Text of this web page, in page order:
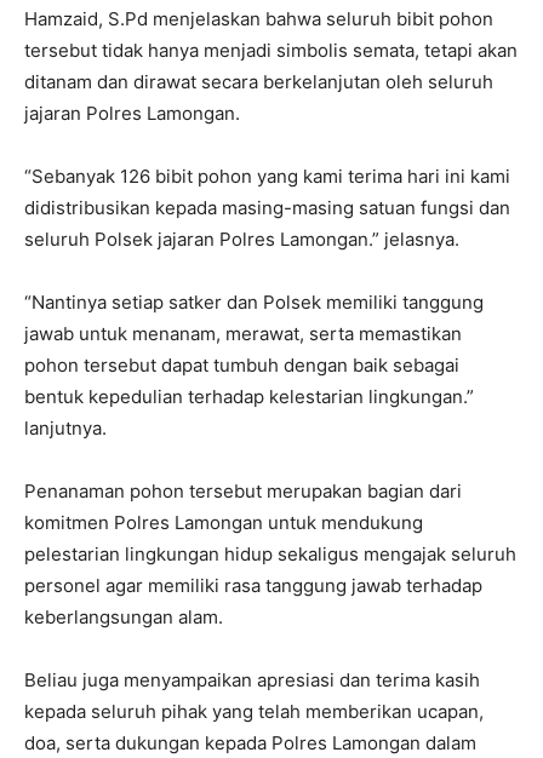
Hamzaid, S.Pd menjelaskan bahwa seluruh bibit pohon
tersebut tidak hanya menjadi simbolis semata, tetapi akan
ditanam dan dirawat secara berkelanjutan oleh seluruh
jajaran Polres Lamongan.
“Sebanyak 126 bibit pohon yang kami terima hari ini kami
didistribusikan kepada masing-masing satuan fungsi dan
seluruh Polsek jajaran Polres Lamongan.” jelasnya.
“Nantinya setiap satker dan Polsek memiliki tanggung
jawab untuk menanam, merawat, serta memastikan
pohon tersebut dapat tumbuh dengan baik sebagai
bentuk kepedulian terhadap kelestarian lingkungan.”
lanjutnya.
Penanaman pohon tersebut merupakan bagian dari
komitmen Polres Lamongan untuk mendukung
pelestarian lingkungan hidup sekaligus mengajak seluruh
personel agar memiliki rasa tanggung jawab terhadap
keberlangsungan alam.
Beliau juga menyampaikan apresiasi dan terima kasih
kepada seluruh pihak yang telah memberikan ucapan,
doa, serta dukungan kepada Polres Lamongan dalam